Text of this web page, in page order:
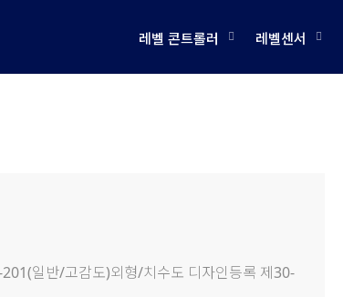
레벨 콘트롤러 레벨센서
일반/고감도)외형/치수도 디자인등록 제30-